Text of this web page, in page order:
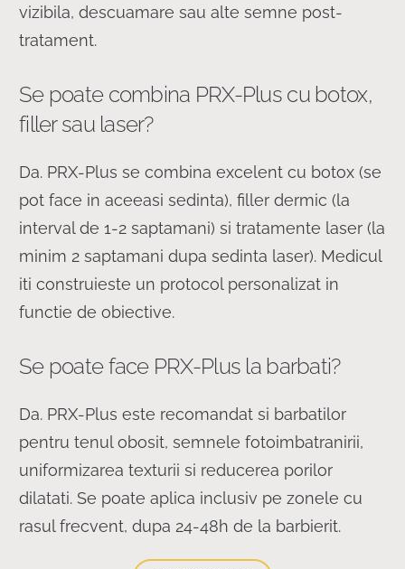
vizibila, descuamare sau alte semne post-
tratament.
Se poate combina PRX-Plus cu botox,
filler sau laser?
Da. PRX-Plus se combina excelent cu botox (se
pot face in aceeasi sedinta), filler dermic (la
interval de 1-2 saptamani) si tratamente laser (la
minim 2 saptamani dupa sedinta laser). Medicul
iti construieste un protocol personalizat in
functie de obiective.
Se poate face PRX-Plus la barbati?
Da. PRX-Plus este recomandat si barbatilor
pentru tenul obosit, semnele fotoimbatranirii,
uniformizarea texturii si reducerea porilor
dilatati. Se poate aplica inclusiv pe zonele cu
rasul frecvent, dupa 24-48h de la barbierit.